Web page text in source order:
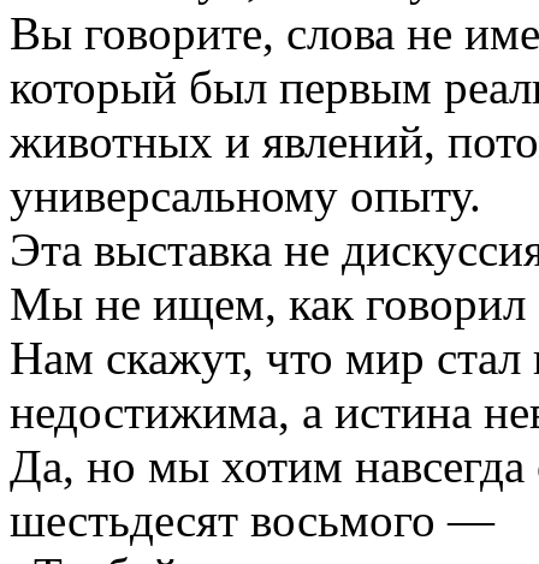
Вы говорите, слова не
который был первым
животных и явлений,
универсальному опыту.
Эта выставка не
Мы не ищем, как
Нам скажут, что мир
недостижима, а истина
Да, но мы хотим навсегда
шестьдесят восьмого —